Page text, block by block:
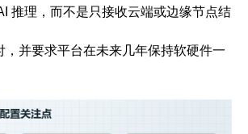
推理，而不是只接收云端或边缘节点结
，并要求平台在未来几年保持软硬件一